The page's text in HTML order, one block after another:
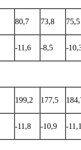
80,7 73,8 75,5
-11,6 -8,5 -
199,2 177,5
-11,8 -10,9 -